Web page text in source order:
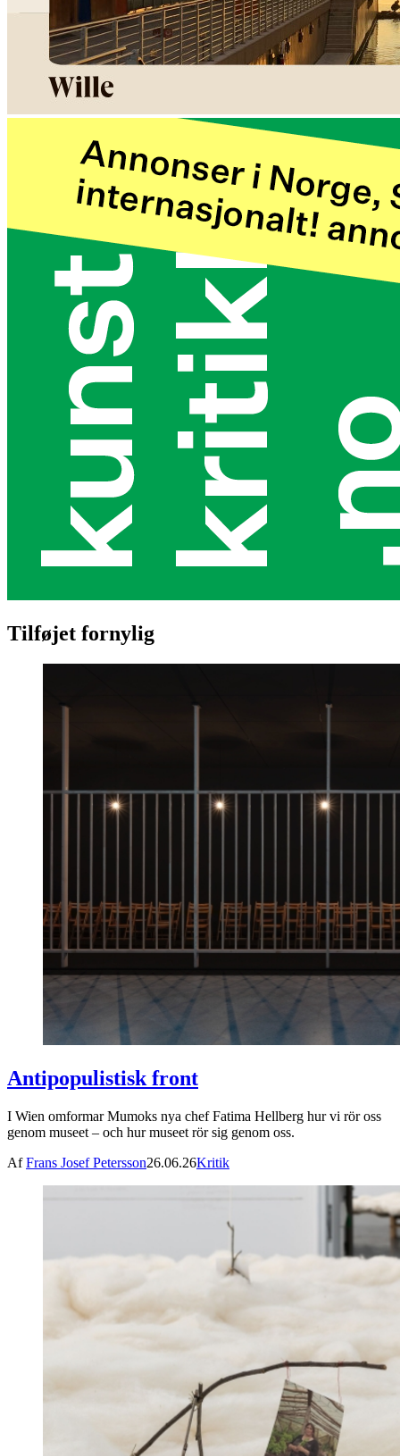
Tilføjet fornylig
Antipopulistisk front
I Wien omformar Mumoks nya chef Fatima Hellberg hur vi rör oss
genom museet – och hur museet rör sig genom oss.
AfFrans Josef Petersson26.06.26Kritik